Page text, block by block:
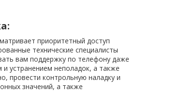
приоритетный доступ
технические специалисты
вам поддержку по телефону даже
устранением неполадок, а также
провести контрольную наладку и
значений, а также